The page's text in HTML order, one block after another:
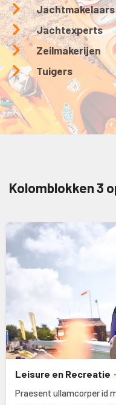
Jachtmakelaars
Jachtexperts
Zeilmakerijen
Tuigers
Kolomblokken 3
Leisure en Recreatie
Praesent ullamcorper id